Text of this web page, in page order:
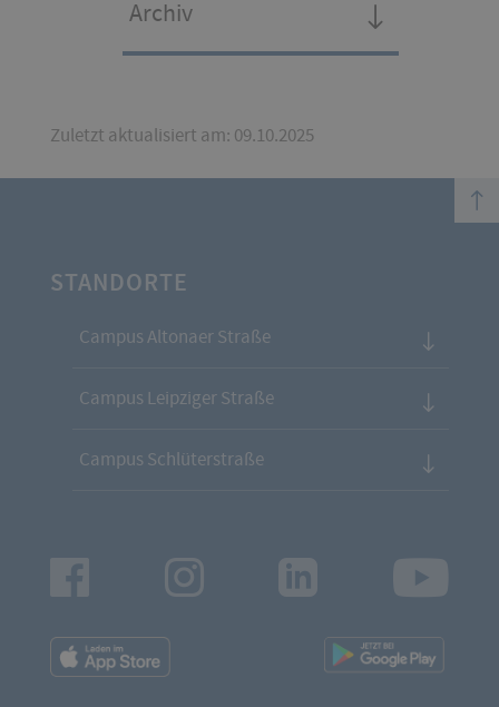
Archiv
Zuletzt aktualisiert am: 09.10.2025
top
STANDORTE
Campus Altonaer Straße
Campus Leipziger Straße
Campus Schlüterstraße
Instagram LinkedIn